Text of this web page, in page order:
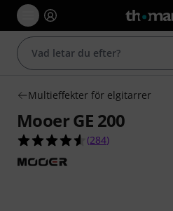
Multieffekter för elgitarrer
Mooer GE 200
4.5 av 5 stjärnor
(284)